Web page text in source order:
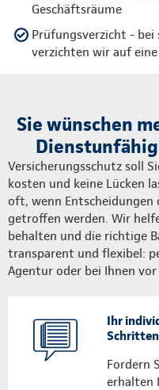
Geschäftsräume
Prüfungsverzicht -
verzichten wir auf
Sie wünschen
Versicherungsschutz soll
kosten und keine Lücken
oft, wenn
getroffen werden. Wir
behalten und die richtige
transparent und flexibel:
Agentur oder bei Ihnen
Ihr
Schritten
Fordern
erhalten